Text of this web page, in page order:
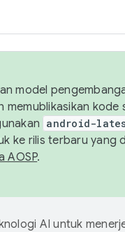
model
kode
android-
ke rilis terbaru yang
AOSP.
AI untuk